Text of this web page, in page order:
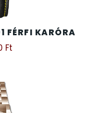
FÉRFI KARÓRA
Ft